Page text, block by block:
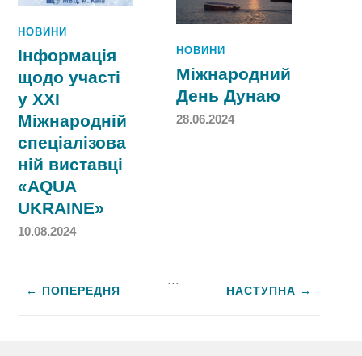
НОВИНИ
Інформація
щодо участі
у XXI
Міжнародній
спеціалізова
ній виставці
«AQUA
UKRAINE»
10.08.2024
НОВИНИ
Міжнародний
День Дунаю
28.06.2024
← ПОПЕРЕДНЯ
...
НАСТУПНА →